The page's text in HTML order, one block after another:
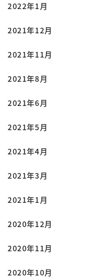
2022年1月
2021年12月
2021年11月
2021年8月
2021年6月
2021年5月
2021年4月
2021年3月
2021年1月
2020年12月
2020年11月
2020年10月